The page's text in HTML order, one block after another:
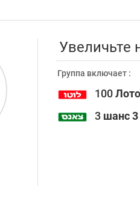
Увеличьте
Группа включает :
100Лото
3 шанс 3